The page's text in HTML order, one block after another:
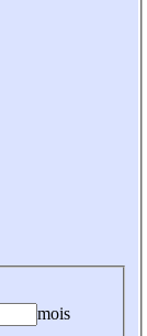
mois